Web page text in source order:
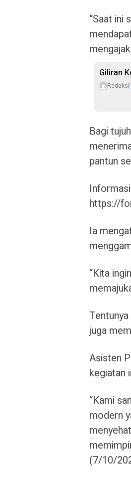
“Saat ini
Giliran
Redaksi
Bagi
pantun
https://
Ia
“Kita
juga
Asisten
kegiatan
“Kami
modern
(7/10/